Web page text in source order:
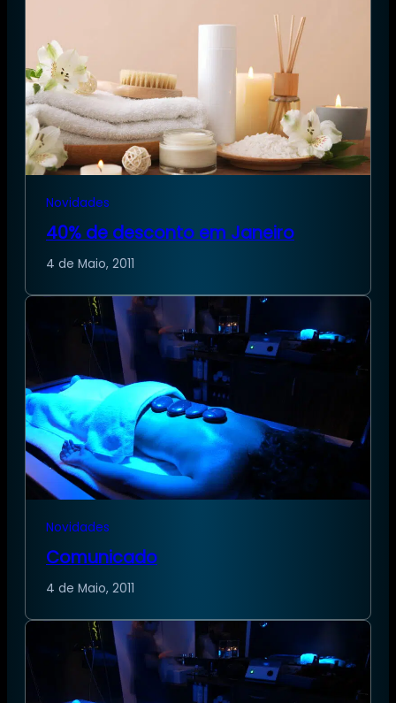
Novidades
40% de desconto em Janeiro
4 de Maio, 2011
Novidades
Comunicado
4 de Maio, 2011